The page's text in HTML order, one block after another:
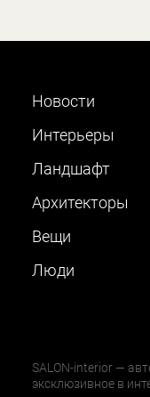
Новости
Интерьеры
Ландшафт
Архитекторы
Вещи
Люди
SALON-interior —
эксклюзивное в